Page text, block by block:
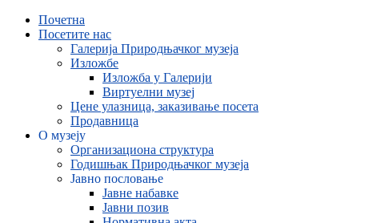
Почетна
Посетите нас
Галерија Природњачког музеја
Изложбе
Изложба у Галерији
Виртуелни музеј
Цене улазница, заказивање посета
Продавница
О музеју
Организациона структура
Годишњак Природњачког музеја
Јавно пословање
Јавне набавке
Јавни позив